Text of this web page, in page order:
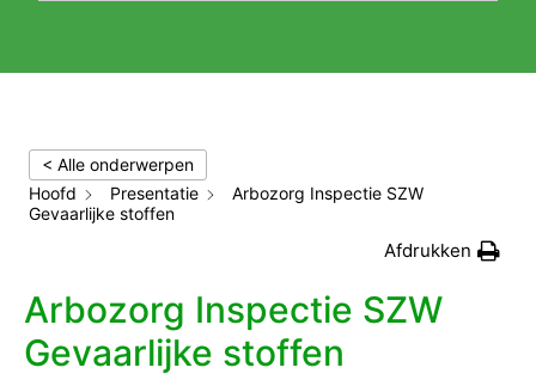
< Alle onderwerpen
Hoofd
Presentatie
Arbozorg Inspectie SZW
Gevaarlijke stoffen
Afdrukken
Arbozorg Inspectie SZW
Gevaarlijke stoffen